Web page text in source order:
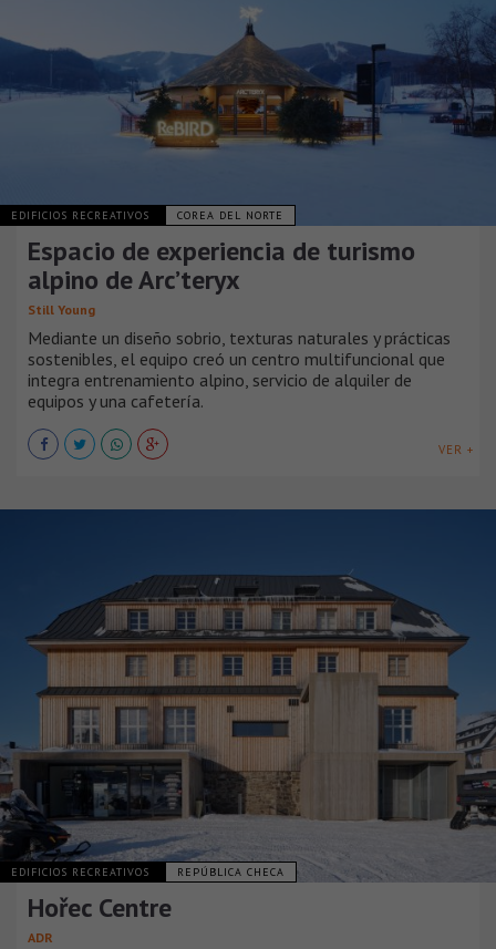
EDIFICIOS RECREATIVOS COREA DEL NORTE
Espacio de experiencia de turismo
alpino de Arc’teryx
Still Young
Mediante un diseño sobrio, texturas naturales y prácticas
sostenibles, el equipo creó un centro multifuncional que
integra entrenamiento alpino, servicio de alquiler de
equipos y una cafetería.
VER +
EDIFICIOS RECREATIVOS REPÚBLICA CHECA
Hořec Centre
ADR